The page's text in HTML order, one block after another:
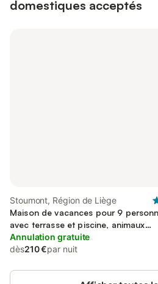
domestiques acceptés
Stoumont, Région de Liège
Maison de vacances pour 9
avec terrasse et piscine, animaux
acceptés
Annulation gratuite
dès210 €par nuit